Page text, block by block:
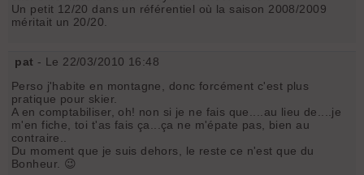
Un petit 12/20 dans un référentiel où la saison 2008/2009
méritait un 20/20.
pat - Le 22/03/2010 16:48
Perso j'habite en montagne, donc forcément c'est plus
pratique pour skier.
A en comptabiliser, oh! non si je ne fais que....au lieu de....je
m'en fiche, toi t'as fais ça...ça ne m'épate pas, bien au
contraire..
Du moment que je suis dehors, le reste ce n'est que du
Bonheur. 😉